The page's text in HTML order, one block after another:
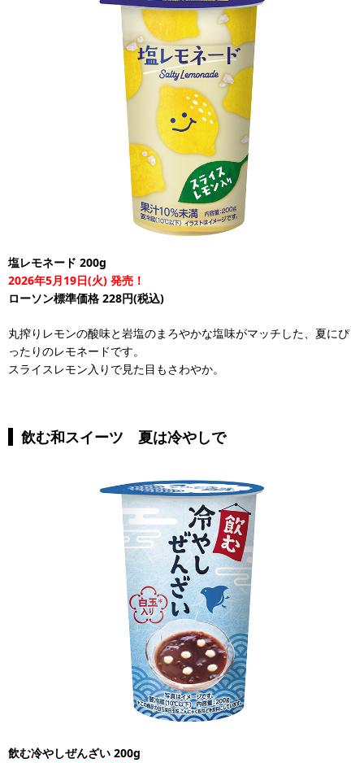
塩レモネード 200g
2026年5月19日(火) 発売！
ローソン標準価格 228円(税込)
丸搾りレモンの酸味と岩塩のまろやかな塩味がマッチした、夏にぴ
ったりのレモネードです。
スライスレモン入りで見た目もさわやか。
飲む和スイーツ 夏は冷やしで
飲む冷やしぜんざい 200g